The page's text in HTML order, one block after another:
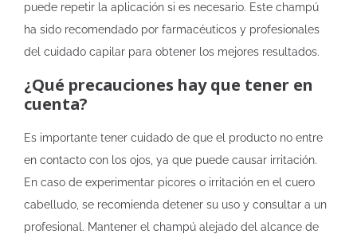
puede repetir la aplicación si es necesario. Este champú
ha sido recomendado por farmacéuticos y profesionales
del cuidado capilar para obtener los mejores resultados.
¿Qué precauciones hay que tener en
cuenta?
Es importante tener cuidado de que el producto no entre
en contacto con los ojos, ya que puede causar irritación.
En caso de experimentar picores o irritación en el cuero
cabelludo, se recomienda detener su uso y consultar a un
profesional. Mantener el champú alejado del alcance de